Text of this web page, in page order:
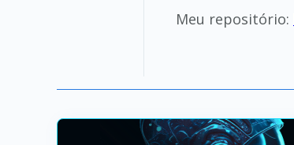
Meu repositório: